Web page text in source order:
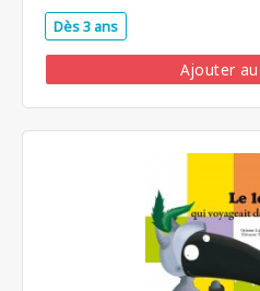
Dès 3 ans
Ajouter